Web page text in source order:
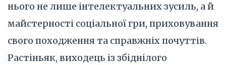
нього не лише інтелектуальних зусиль, а й
майстерності соціальної гри, приховування
свого походження та справжніх почуттів.
Растіньяк, виходець із збіднілого